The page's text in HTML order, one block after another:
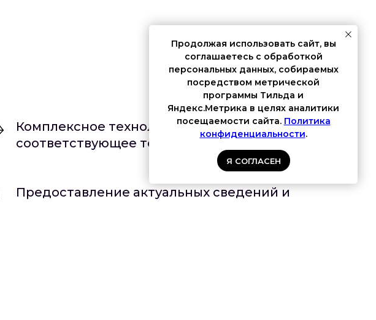
Комплексное технологическое решение,
соответствующее текущим запросам рынка
Предоставление актуальных сведений и
Продолжая использовать сайт, вы
соглашаетесь с обработкой
персональных данных, собираемых
посредством метрической
программы Тильда и
Яндекс.Метрика в целях аналитики
посещаемости сайта. Политика
конфиденциальности.
Я СОГЛАСЕН